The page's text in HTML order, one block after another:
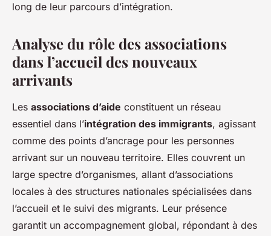
long de leur parcours d’intégration.
Analyse du rôle des associations
dans l’accueil des nouveaux
arrivants
Les associations d’aide constituent un réseau
essentiel dans l’intégration des immigrants, agissant
comme des points d’ancrage pour les personnes
arrivant sur un nouveau territoire. Elles couvrent un
large spectre d’organismes, allant d’associations
locales à des structures nationales spécialisées dans
l’accueil et le suivi des migrants. Leur présence
garantit un accompagnement global, répondant à des